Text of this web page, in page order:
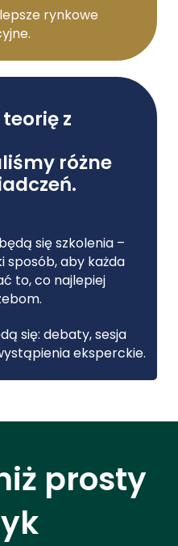
rynkowe
z
różne
się szkolenia –
sposób, aby każda
to, co najlepiej
się: debaty, sesja
eksperckie.
prosty